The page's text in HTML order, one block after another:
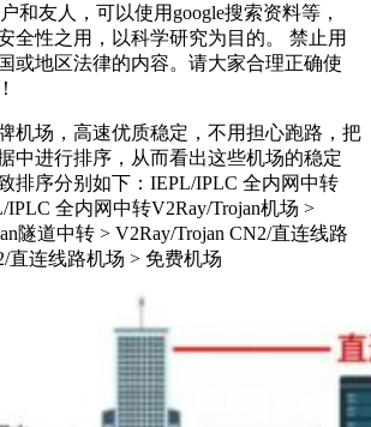
和友人，可以使用google搜索资料等，
全性之用，以科学研究为目的。 禁止用
或地区法律的内容。请大家合理正确使
机场，高速优质稳定，不用担心跑路，把
中进行排序，从而看出这些机场的稳定
排序分别如下：IEPL/IPLC 全内网中转
IPLC 全内网中转V2Ray/Trojan机场 >
隧道中转 > V2Ray/Trojan CN2/直连线路
直连线路机场 > 免费机场